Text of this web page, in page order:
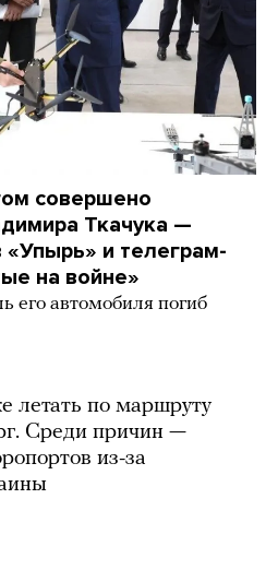
совершено
Ткачука —
«Упырь» и телеграм-
на войне»
его автомобиля погиб
летать по маршруту
Среди причин —
из-за